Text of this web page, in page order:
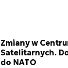
Zmiany w
Satelitarnych.
do NATO